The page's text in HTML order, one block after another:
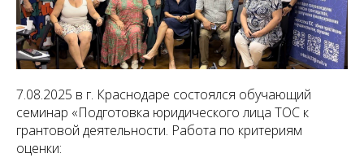
7.08.2025 в г. Краснодаре состоялся обучающий
семинар «Подготовка юридического лица ТОС к
грантовой деятельности. Работа по критериям
оценки: